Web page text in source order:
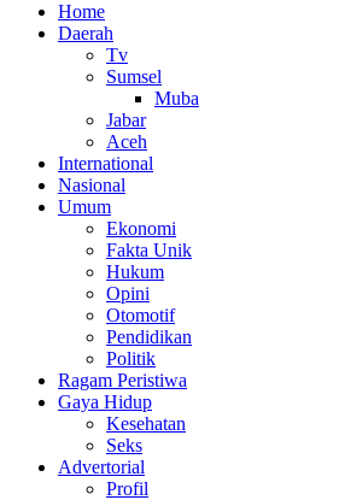
Home
Daerah
Tv
Sumsel
Muba
Jabar
Aceh
International
Nasional
Umum
Ekonomi
Fakta Unik
Hukum
Opini
Otomotif
Pendidikan
Politik
Ragam Peristiwa
Gaya Hidup
Kesehatan
Seks
Advertorial
Profil